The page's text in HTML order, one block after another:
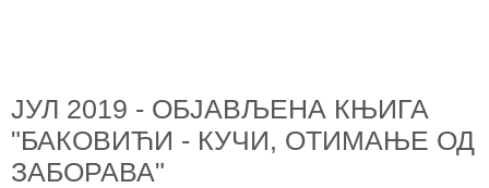
ЈУЛ 2019 - ОБЈАВЉЕНА КЊИГА
"БАКОВИЋИ - КУЧИ, ОТИМАЊЕ ОД
ЗАБОРАВА"